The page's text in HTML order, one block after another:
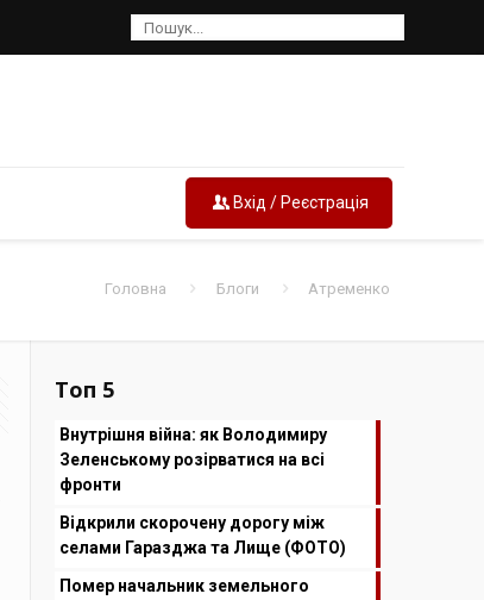
Вхід / Реєстрація
Головна Блоги Атременко
Топ 5
Внутрішня війна: як Володимиру
Зеленському розірватися на всі
фронти
Відкрили скорочену дорогу між
селами Гаразджа та Лище (ФОТО)
Помер начальник земельного